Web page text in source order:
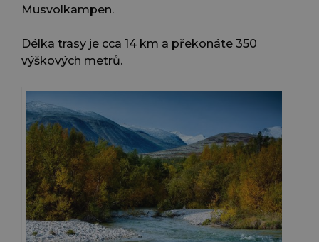
Musvolkampen.
Délka trasy je cca 14 km a překonáte 350
výškových metrů.